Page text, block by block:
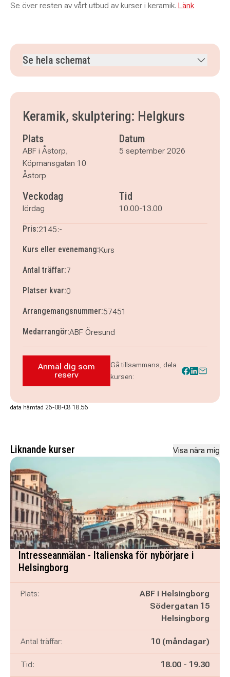
Se över resten av vårt utbud av kurser i ker amik. Länk
Se hela schemat
lördag 19 september 2026
klockan 10.00–13.00
lördag 26 september 2026 klockan 10.00–13.00
lördag 3 oktober 2026
klockan 10.00–13.00
lördag 10 oktober 2026
klockan 10.00–13.00
lördag 17 oktober 2026
klockan 10.00–13.00
Keramik, skulptering: Helgkurs
Plats
ABF i Åstorp,
Köpmansgatan 10
Åstorp
Datum
5 september 2026
Veckodag
lördag
Tid
10.00-13.00
Pris:2145:-
Kurs eller evenemang:Kurs
Antal träffar:7
Platser kvar:0
Arrangemangsnummer:57451
Medarrangör:ABF Öresund
Anmäl dig som reserv till Keramik,
Anmäl dig som
reserv
Gå tillsammans, dela
kursen:
data hämtad 26-08-08 18.56
Liknande kurser Visa nära mig
Intresseanmälan - Italienska för nybörjare i
Helsingborg
Plats:
ABF i Helsingborg
Södergatan 15
Helsingborg
Antal träffar: 10 (måndagar)
Tid: Pågår mellan
18.00 - och
19.30